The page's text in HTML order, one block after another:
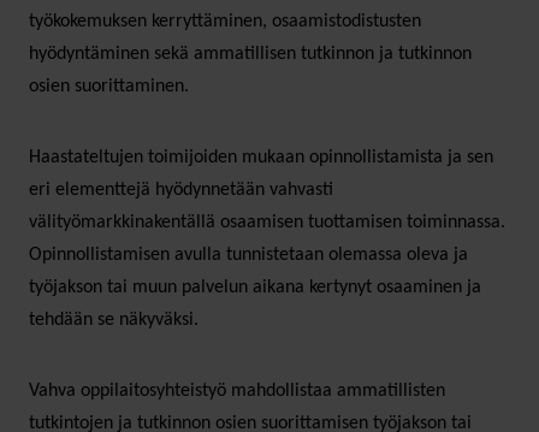
työkokemuksen kerryttäminen, osaamistodistusten
hyödyntäminen sekä ammatillisen tutkinnon ja tutkinnon
osien suorittaminen.
Haastateltujen toimijoiden mukaan opinnollistamista ja sen
eri elementtejä hyödynnetään vahvasti
välityömarkkinakentällä osaamisen tuottamisen toiminnassa.
Opinnollistamisen avulla tunnistetaan olemassa oleva ja
työjakson tai muun palvelun aikana kertynyt osaaminen ja
tehdään se näkyväksi.
Vahva oppilaitosyhteistyö mahdollistaa ammatillisten
tutkintojen ja tutkinnon osien suorittamisen työjakson tai